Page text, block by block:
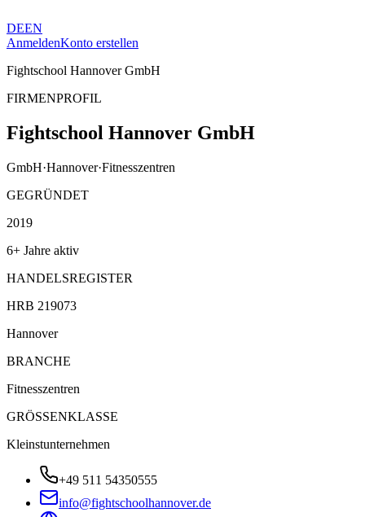
DEEN
AnmeldenKonto erstellen
Fightschool Hannover GmbH
FIRMENPROFIL
Fightschool Hannover GmbH
GmbH·Hannover·Fitnesszentren
GEGRÜNDET
2019
6+ Jahre aktiv
HANDELSREGISTER
HRB 219073
Hannover
BRANCHE
Fitnesszentren
GRÖSSENKLASSE
Kleinstunternehmen
+49 511 54350555
info@fightschoolhannover.de